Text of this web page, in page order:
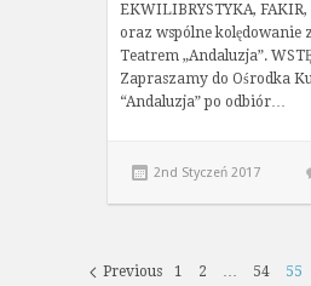
EKWILIBRYSTYKA, FAKIR,
oraz wspólne kolędowanie
Teatrem „Andaluzja”.
Zapraszamy do Ośrodka
“Andaluzja” po odbiór…
2nd Styczeń 2017
Previous 1 2 … 54 55